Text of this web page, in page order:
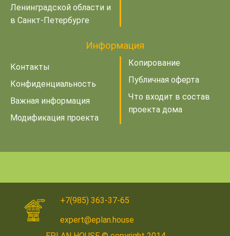
Ленинградской области и
в Санкт-Петербурге
Информация
Контакты
Конфиденциальность
Важная информация
Модификация проекта
Копирование
Публичная оферта
Что входит в состав
проекта дома
+7(985) 363-37-65
expert@eplan.house